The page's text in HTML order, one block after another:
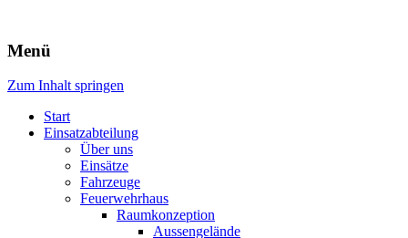
Freiwillige Feuerwehr Rodheim
v.d.H.
Menü
Zum Inhalt springen
Start
Einsatzabteilung
Über uns
Einsätze
Fahrzeuge
Feuerwehrhaus
Raumkonzeption
Aussengelände